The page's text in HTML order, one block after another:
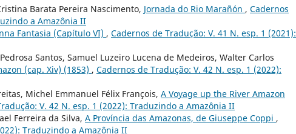
Barata Pereira Nascimento, Jornada do Rio Marañón , Cadernos
a Amazônia II
Fantasia (Capítulo VI) , Cadernos de Tradução: V. 41 N. esp. 1 (2021):
Santos, Samuel Luzeiro Lucena de Medeiros, Walter Carlos
(cap. Xiv) (1853) , Cadernos de Tradução: V. 42 N. esp. 1 (2022):
Michel Emmanuel Félix François, A Voyage up the River Amazon
V. 42 N. esp. 1 (2022): Traduzindo a Amazônia II
Ferreira da Silva, A Província das Amazonas, de Giuseppe Coppi ,
Traduzindo a Amazônia II